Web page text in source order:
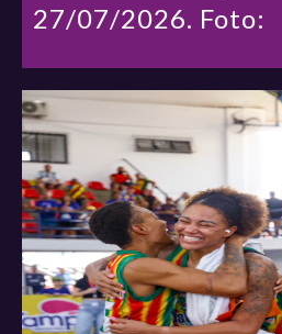
27/07/2026. Foto: